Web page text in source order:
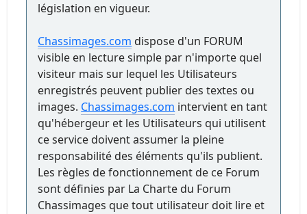
législation en vigueur.
Chassimages.com dispose d'un FORUM
visible en lecture simple par n'importe quel
visiteur mais sur lequel les Utilisateurs
enregistrés peuvent publier des textes ou
images. Chassimages.com intervient en tant
qu'hébergeur et les Utilisateurs qui utilisent
ce service doivent assumer la pleine
responsabilité des éléments qu'ils publient.
Les règles de fonctionnement de ce Forum
sont définies par La Charte du Forum
Chassimages que tout utilisateur doit lire et